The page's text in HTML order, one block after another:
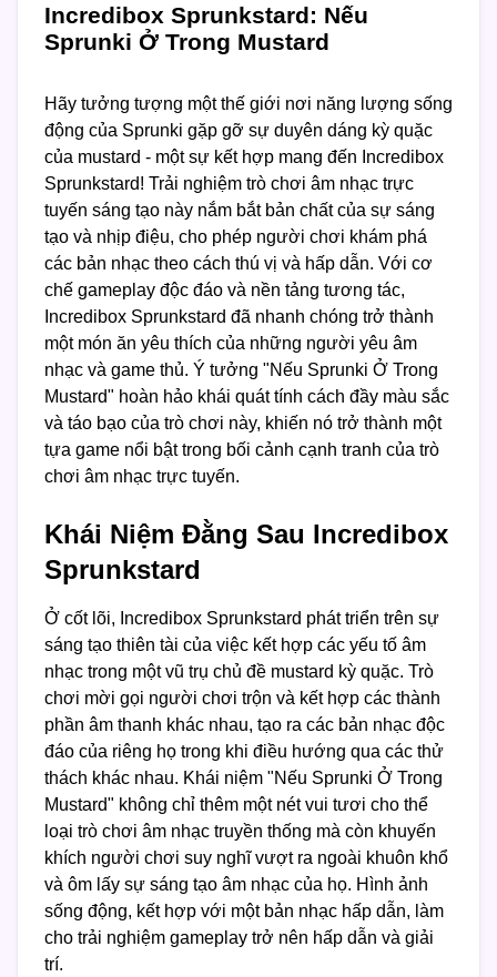
Incredibox Sprunkstard: Nếu
Sprunki Ở Trong Mustard
Hãy tưởng tượng một thế giới nơi năng lượng sống
động của Sprunki gặp gỡ sự duyên dáng kỳ quặc
của mustard - một sự kết hợp mang đến Incredibox
Sprunkstard! Trải nghiệm trò chơi âm nhạc trực
tuyến sáng tạo này nắm bắt bản chất của sự sáng
tạo và nhịp điệu, cho phép người chơi khám phá
các bản nhạc theo cách thú vị và hấp dẫn. Với cơ
chế gameplay độc đáo và nền tảng tương tác,
Incredibox Sprunkstard đã nhanh chóng trở thành
một món ăn yêu thích của những người yêu âm
nhạc và game thủ. Ý tưởng "Nếu Sprunki Ở Trong
Mustard" hoàn hảo khái quát tính cách đầy màu sắc
và táo bạo của trò chơi này, khiến nó trở thành một
tựa game nổi bật trong bối cảnh cạnh tranh của trò
chơi âm nhạc trực tuyến.
Khái Niệm Đằng Sau Incredibox
Sprunkstard
Ở cốt lõi, Incredibox Sprunkstard phát triển trên sự
sáng tạo thiên tài của việc kết hợp các yếu tố âm
nhạc trong một vũ trụ chủ đề mustard kỳ quặc. Trò
chơi mời gọi người chơi trộn và kết hợp các thành
phần âm thanh khác nhau, tạo ra các bản nhạc độc
đáo của riêng họ trong khi điều hướng qua các thử
thách khác nhau. Khái niệm "Nếu Sprunki Ở Trong
Mustard" không chỉ thêm một nét vui tươi cho thể
loại trò chơi âm nhạc truyền thống mà còn khuyến
khích người chơi suy nghĩ vượt ra ngoài khuôn khổ
và ôm lấy sự sáng tạo âm nhạc của họ. Hình ảnh
sống động, kết hợp với một bản nhạc hấp dẫn, làm
cho trải nghiệm gameplay trở nên hấp dẫn và giải
trí.